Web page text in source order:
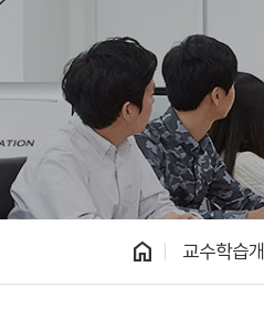
home 교수학습